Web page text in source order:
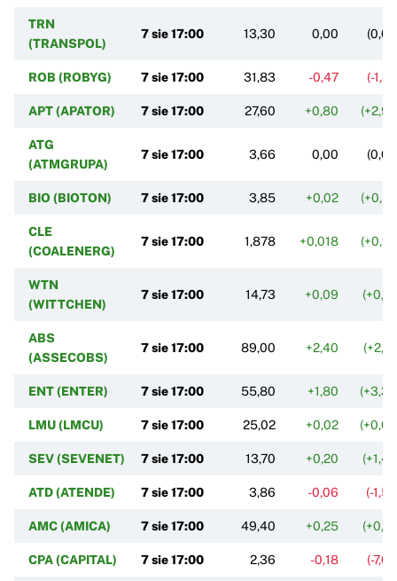
TRN
(TRANSPOL)
7 sie 17:00 13,30 0,00
ROB (ROBYG) 7 sie 17:00 31,83 -0,47 (-
APT (APATOR) 7 sie 17:00 27,60 +0,80
ATG
(ATMGRUPA)
7 sie 17:00 3,66 0,00
BIO (BIOTON) 7 sie 17:00 3,85 +0,02
CLE
(COALENERG)
7 sie 17:00 1,878 +0,018
WTN
(WITTCHEN)
7 sie 17:00 14,73 +0,09
ABS
(ASSECOBS)
7 sie 17:00 89,00 +2,40
ENT (ENTER) 7 sie 17:00 55,80 +1,80
LMU (LMCU) 7 sie 17:00 25,02 +0,02
SEV (SEVENET) 7 sie 17:00 13,70 +0,20
ATD (ATENDE) 7 sie 17:00 3,86 -0,06 (-
AMC (AMICA) 7 sie 17:00 49,40 +0,25
CPA (CAPITAL) 7 sie 17:00 2,36 -0,18 (-